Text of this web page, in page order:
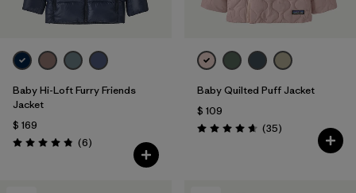
Baby Hi-Loft Furry Friends
Jacket
$ 169
Valoración: 4.8 / 5
(6Comentarios
)
Baby Quilted Puff Jacket
$ 109
Valoración: 4.7 / 5
(35Comentarios
)